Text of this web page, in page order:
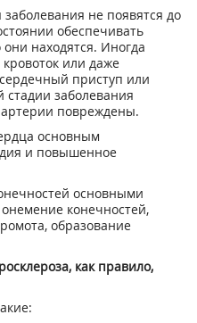
не появятся до
обеспечивать
они находятся. Иногда
или даже
приступ или
заболевания
артерии повреждены.
основным
и повышенное
основными
конечностей,
образование
как правило,